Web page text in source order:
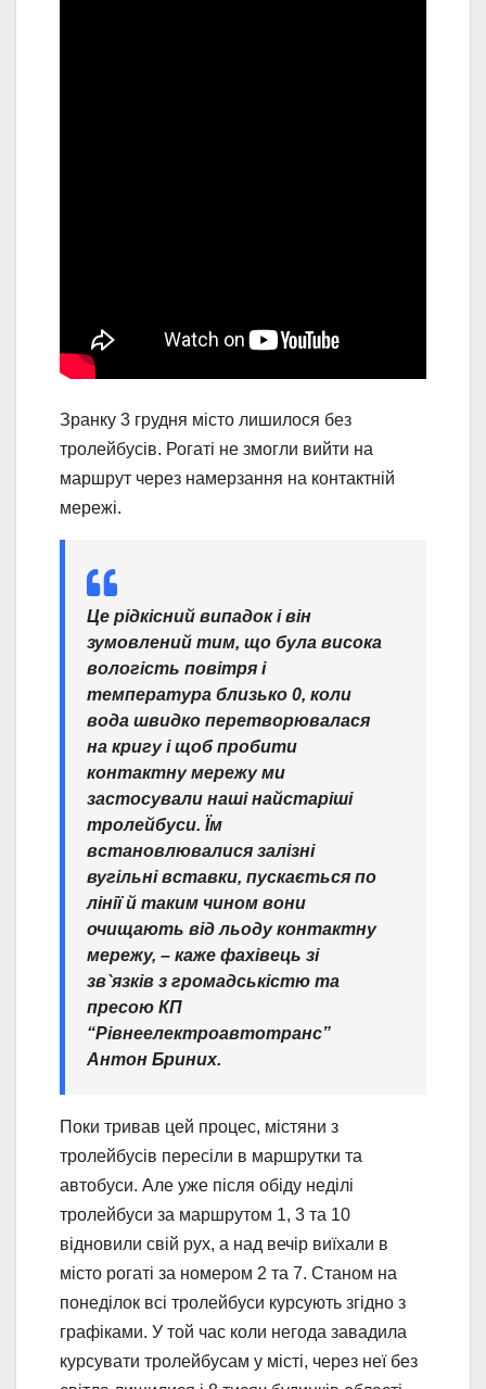
Зранку 3 грудня місто лишилося без
тролейбусів. Рогаті не змогли вийти на
маршрут через намерзання на контактній
мережі.
Це рідкісний випадок і він
зумовлений тим, що була висока
вологість повітря і
температура близько 0, коли
вода швидко перетворювалася
на кригу і щоб пробити
контактну мережу ми
застосували наші найстаріші
тролейбуси. Їм
встановлювалися залізні
вугільні вставки, пускається по
лінії й таким чином вони
очищають від льоду контактну
мережу, – каже фахівець зі
зв`язків з громадськістю та
пресою КП
“Рівнеелектроавтотранс”
Антон Бриних.
Поки тривав цей процес, містяни з
тролейбусів пересіли в маршрутки та
автобуси. Але уже після обіду неділі
тролейбуси за маршрутом 1, 3 та 10
відновили свій рух, а над вечір виїхали в
місто рогаті за номером 2 та 7. Станом на
понеділок всі тролейбуси курсують згідно з
графіками. У той час коли негода завадила
курсувати тролейбусам у місті, через неї без